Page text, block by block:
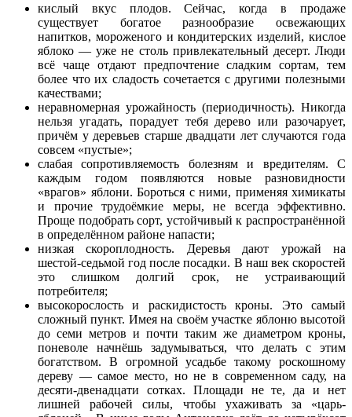
кислый вкус плодов. Сейчас, когда в продаже
существует богатое разнообразие освежающих
напитков, мороженого и кондитерских изделий, кислое
яблоко — уже не столь привлекательный десерт. Люди
всё чаще отдают предпочтение сладким сортам, тем
более что их сладость сочетается с другими полезными
качествами;
неравномерная урожайность (периодичность). Никогда
нельзя угадать, порадует тебя дерево или разочарует,
причём у деревьев старше двадцати лет случаются года
совсем «пустые»;
слабая сопротивляемость болезням и вредителям. С
каждым годом появляются новые разновидности
«врагов» яблони. Бороться с ними, применяя химикаты
и прочие трудоёмкие меры, не всегда эффективно.
Проще подобрать сорт, устойчивый к распространённой
в определённом районе напасти;
низкая скороплодность. Деревья дают урожай на
шестой-седьмой год после посадки. В наш век скоростей
это слишком долгий срок, не устраивающий
потребителя;
высокорослость и раскидистость кроны. Это самый
сложный пункт. Имея на своём участке яблоню высотой
до семи метров и почти таким же диаметром кроны,
поневоле начнёшь задумываться, что делать с этим
богатством. В огромной усадьбе такому роскошному
дереву — самое место, но не в современном саду, на
десяти-двенадцати сотках. Площади не те, да и нет
лишней рабочей силы, чтобы ухаживать за «царь-